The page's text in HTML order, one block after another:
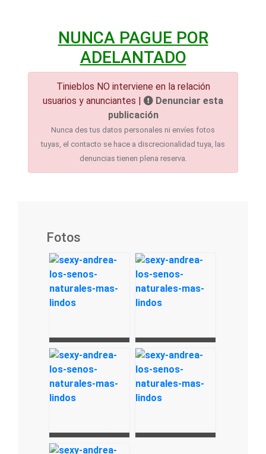
NUNCA PAGUE POR
ADELANTADO
Tinieblos NO interviene en la relación
usuarios y anunciantes |
Denunciar esta
publicación
Nunca des tus datos personales ni envíes fotos
tuyas, el contacto se hace a discrecionalidad tuya, las
denuncias tienen plena reserva.
Fotos